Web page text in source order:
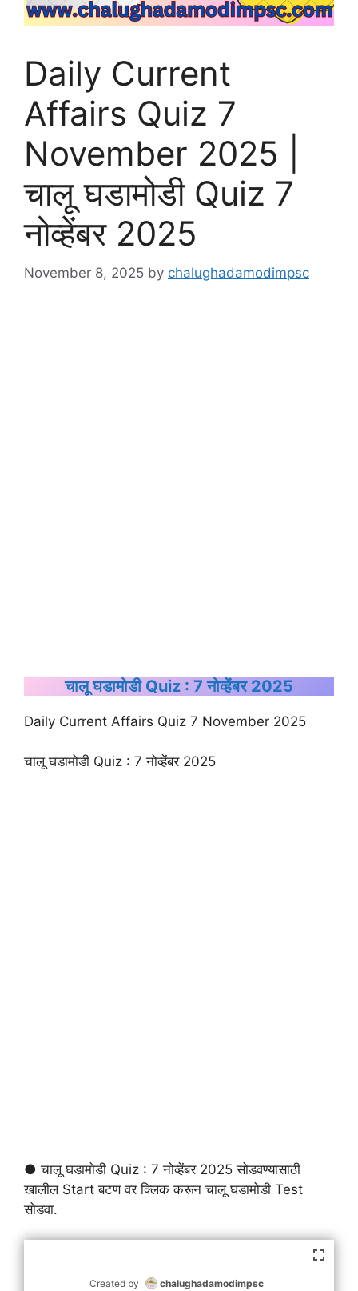
Daily Current
Affairs Quiz 7
November 2025 |
चालू घडामोडी Quiz 7
नोव्हेंबर 2025
November 8, 2025 by chalughadamodimpsc
चालू घडामोडी Quiz : 7 नोव्हेंबर 2025
Daily Current Affairs Quiz 7 November 2025
चालू घडामोडी Quiz : 7 नोव्हेंबर 2025
● चालू घडामोडी Quiz : 7 नोव्हेंबर 2025 सोडवण्यासाठी
खालील Start बटण वर क्लिक करून चालू घडामोडी Test
सोडवा.
Created by
chalughadamodimpsc